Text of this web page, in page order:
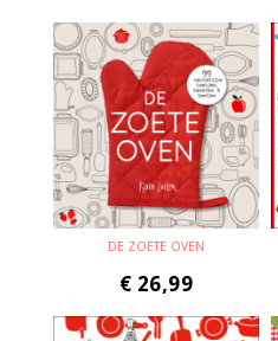
DE ZOETE OVEN
€ 26,99